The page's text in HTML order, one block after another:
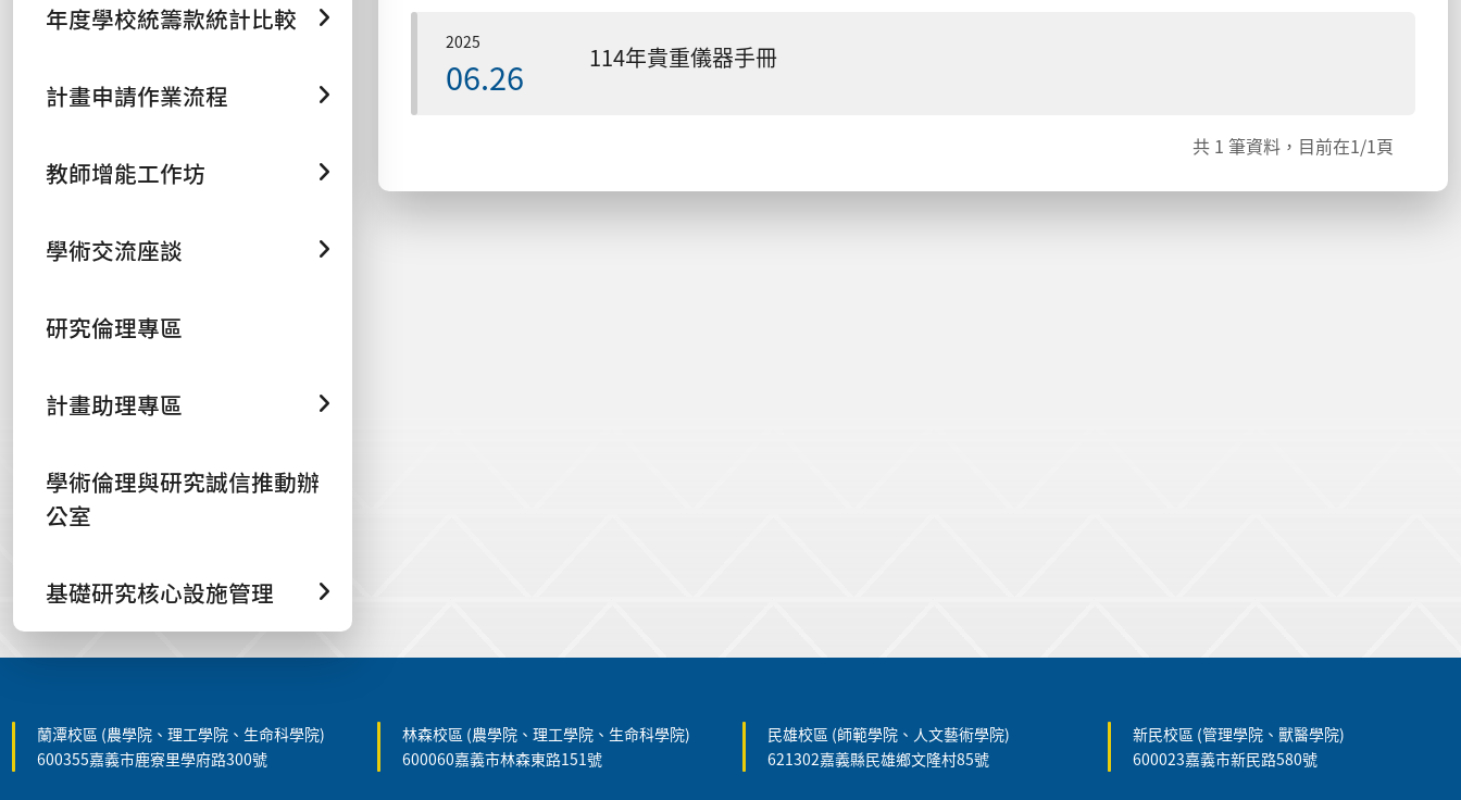
年度學校統籌款統計比較
計畫申請作業流程
教師增能工作坊
學術交流座談
研究倫理專區
計畫助理專區
學術倫理與研究誠信推動辦
公室
基礎研究核心設施管理
2025
06.26 114年貴重儀器手冊
共 1 筆資料，目前在1/1頁
蘭潭校區 (農學院、理工學院、生命科學院)
600355嘉義市鹿寮里學府路300號
林森校區 (農學院、理工學院、生命科學院)
600060嘉義市林森東路151號
民雄校區 (師範學院、人文藝術學院)
621302嘉義縣民雄鄉文隆村85號
新民校區 (管理學院、獸醫學院)
600023嘉義市新民路580號